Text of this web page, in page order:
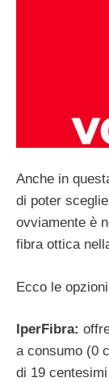
Anche in
di poter
ovviamente è
fibra ottica
Ecco le
IperFibra:
a consumo (0
di 19